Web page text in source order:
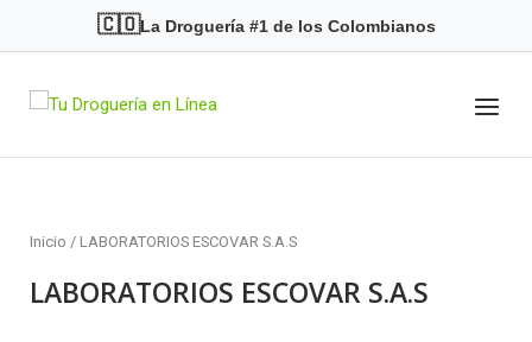
🇨🇴La Droguería #1 de los Colombianos
Home Menu
Inicio / LABORATORIOS ESCOVAR S.A.S
LABORATORIOS ESCOVAR S.A.S